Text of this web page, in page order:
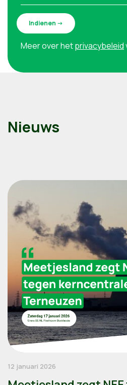
Meer over hetprivacybeleid
Nieuws
12 januari 2026